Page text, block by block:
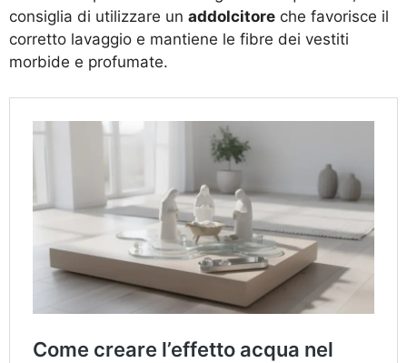
consiglia di utilizzare un addolcitore che favorisce il
corretto lavaggio e mantiene le fibre dei vestiti
morbide e profumate.